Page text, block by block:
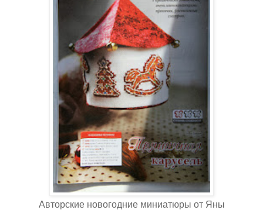
Авторские новогодние миниатюры от Яны